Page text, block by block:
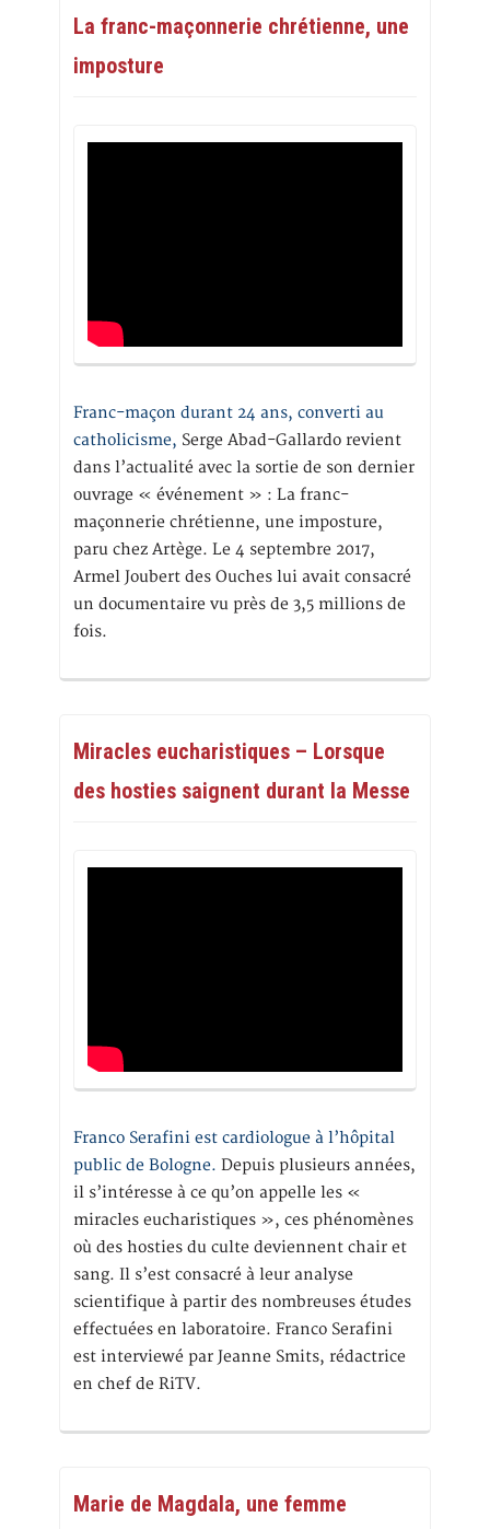
La franc-maçonnerie chrétienne, une
imposture
Franc-maçon durant 24 ans, converti au
catholicisme, Serge Abad-Gallardo revient
dans l’actualité avec la sortie de son dernier
ouvrage « événement » : La franc-
maçonnerie chrétienne, une imposture,
paru chez Artège. Le 4 septembre 2017,
Armel Joubert des Ouches lui avait consacré
un documentaire vu près de 3,5 millions de
fois.
Miracles eucharistiques – Lorsque
des hosties saignent durant la Messe
Franco Serafini est cardiologue à l’hôpital
public de Bologne. Depuis plusieurs années,
il s’intéresse à ce qu’on appelle les «
miracles eucharistiques », ces phénomènes
où des hosties du culte deviennent chair et
sang. Il s’est consacré à leur analyse
scientifique à partir des nombreuses études
effectuées en laboratoire. Franco Serafini
est interviewé par Jeanne Smits, rédactrice
en chef de RiTV.
Marie de Magdala, une femme